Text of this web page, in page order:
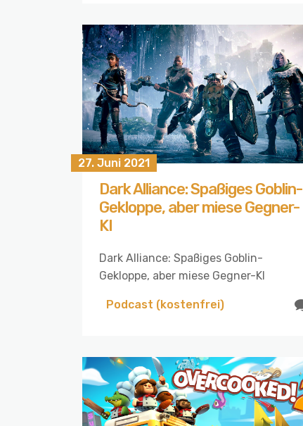
27. Juni 2021
Dark Alliance: Spaßiges Goblin-
Gekloppe, aber miese Gegner-
KI
Dark Alliance: Spaßiges Goblin-
Gekloppe, aber miese Gegner-KI
Podcast (kostenfrei)